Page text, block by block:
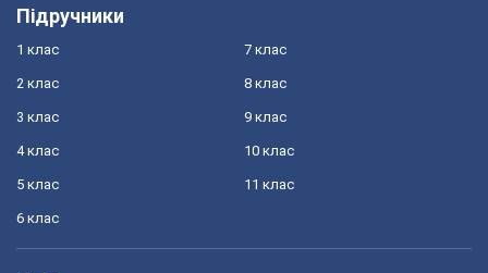
Підручники
1 клас
2 клас
3 клас
4 клас
5 клас
6 клас
7 клас
8 клас
9 клас
10 клас
11 клас